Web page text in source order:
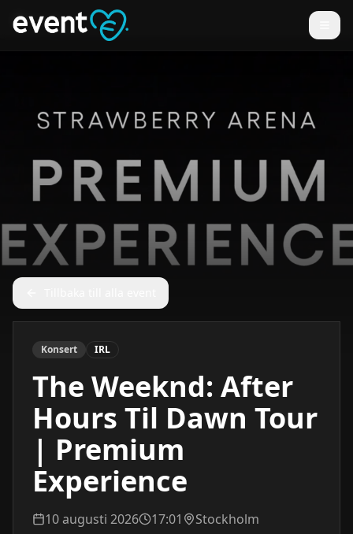
Konsert IRL
The Weeknd: After
Hours Til Dawn Tour
| Premium
Experience
10 augusti 2026 17:01 Stockholm